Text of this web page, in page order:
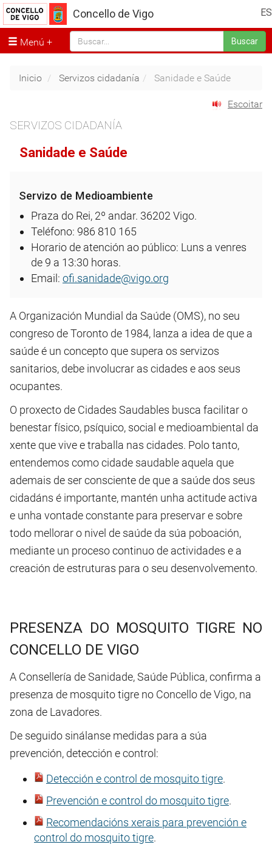
ES
Concello de Vigo
Menú Buscar
Inicio Servizos cidadanía Sanidade e Saúde
Escoitar
SERVIZOS CIDADANÍA
Sanidade e Saúde
Servizo de Medioambiente
Praza do Rei, 2º andar. 36202 Vigo.
Teléfono: 986 810 165
Horario de atención ao público: Luns a venres
de 9 a 13:30 horas.
Email: ofi.sanidade@vigo.org
A Organización Mundial da Saúde (OMS), no seu
congreso de Toronto de 1984, lanza a idea de que a
saúde é un concepto que supera os servizos
sanitarios, debe involucrar as cidades e aos seus
ocupantes.
O proxecto de Cidades Saudables busca facilitar o
benestar físico, psíquico, social e medioambiental da
xente que vive e traballa nas cidades. Polo tanto,
entendemos como cidade saudable aquela que
ademais de ser consciente de que a saúde dos seus
cidadáns é importante, mantén unha actitude activa
e unha vontade constante para preservar e sobre
todo mellorar o nivel de saúde da súa poboación,
mediante un proceso continuo de actividades e a
creación de estruturas para o seu desenvolvemento.
PRESENZA DO MOSQUITO TIGRE NO
CONCELLO DE VIGO
A Consellería de Sanidade, Saúde Pública, confirma a
presenza de mosquito tigre no Concello de Vigo, na
zona de Lavadores.
De seguido sinálanse medidas para a súa
prevención, detección e control:
Detección e control de mosquito tigre.
Prevención e control do mosquito tigre.
Recomendacións xerais para prevención e
control do mosquito tigre.